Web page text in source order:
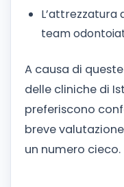
L’attrezzatura
team
A causa di
delle cliniche di
preferiscono
breve
un numero cieco.